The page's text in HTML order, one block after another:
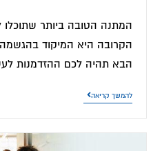
המתנה הטובה ביותר
הקרובה היא המיקוד
הבא תהיה לכם ההזדמנות
להמשך קריאה